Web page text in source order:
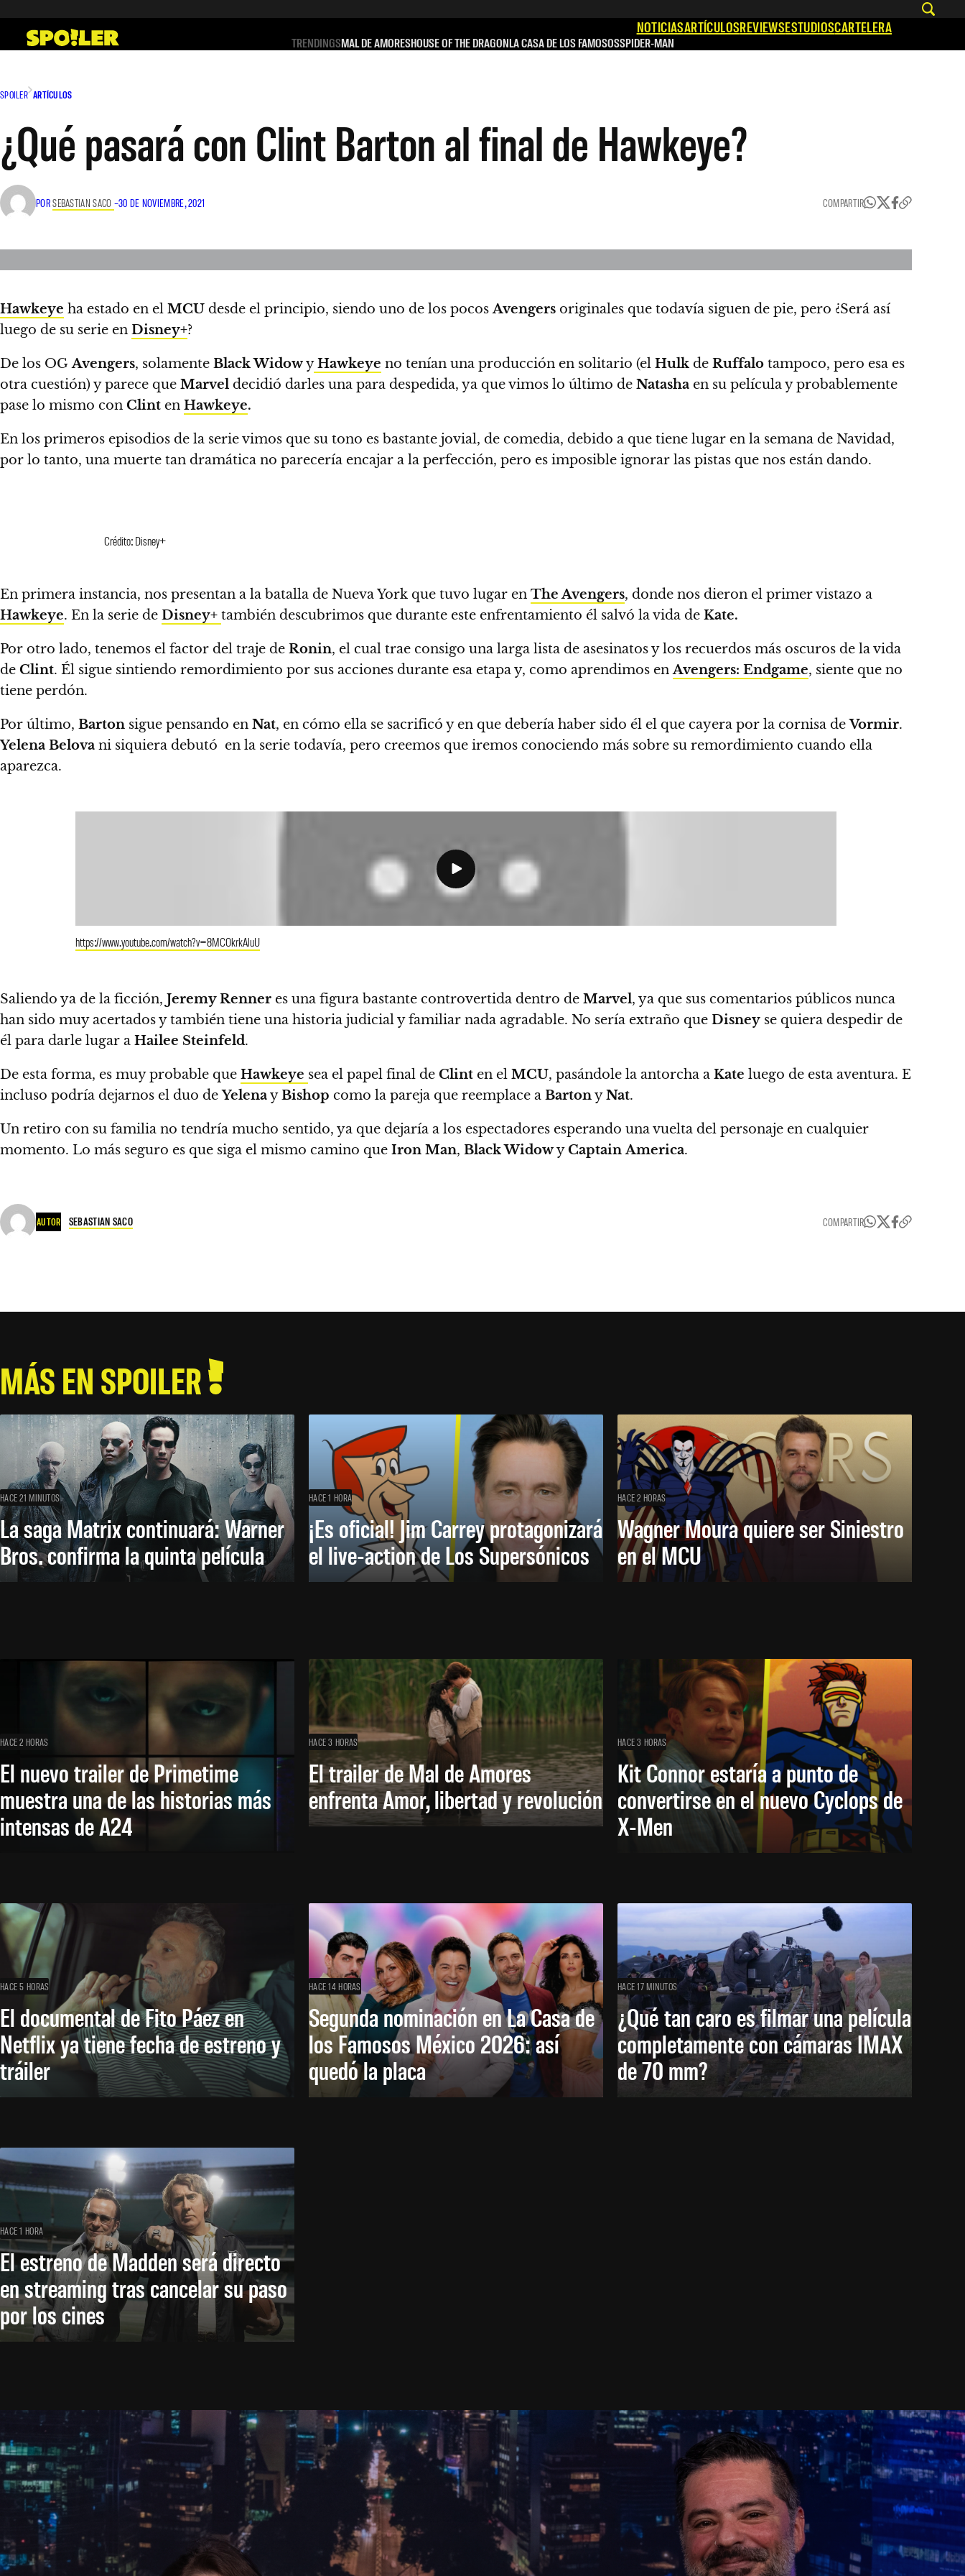
contenido
NOTICIASARTÍCULOSREVIEWSESTUDIOSCARTELERA
TRENDINGSMAL DE AMORESHOUSE OF THE DRAGONLA CASA DE LOS FAMOSOSSPIDER-MAN
SPOILER ARTÍCULOS
¿Qué pasará con Clint Barton al final de Hawkeye?
PORSEBASTIAN SACO –30 DE NOVIEMBRE, 2021 COMPARTIR
Hawkeye ha estado en el MCU desde el principio, siendo uno de los pocosAvengers originales que todavía siguen de pie, pero ¿Será así
luego de su serie en Disney+?
De los OGAvengers, solamente Black Widowy Hawkeye no tenían una producción en solitario (el Hulk de Ruffalo tampoco, pero esa es
otra cuestión) y parece que Marvel decidió darles una para despedida, ya que vimos lo último de Natasha en su película y probablemente
pase lo mismo con Clint en Hawkeye.
En los primeros episodios de la serie vimos que su tono es bastante jovial, de comedia, debido a que tiene lugar en la semana de Navidad,
por lo tanto, una muerte tan dramática no parecería encajar a la perfección, pero es imposible ignorar las pistas que nos están dando.
Crédito: Disney+
En primera instancia, nos presentan a la batalla de Nueva York que tuvo lugar en The Avengers, donde nos dieron el primer vistazo a
Hawkeye. En la serie de Disney+ también descubrimos que durante este enfrentamiento él salvó la vida de Kate.
Por otro lado, tenemos el factor del traje de Ronin, el cual trae consigo una larga lista de asesinatos y los recuerdos más oscuros de la vida
de Clint. Él sigue sintiendo remordimiento por sus acciones durante esa etapa y, como aprendimos enAvengers: Endgame, siente que no
tiene perdón.
Por último, Barton sigue pensando en Nat, en cómo ella se sacrificó y en que debería haber sido él el que cayera por la cornisa deVormir.
Yelena Belova ni siquiera debutó en la serie todavía, pero creemos que iremos conociendo más sobre su remordimiento cuando ella
aparezca.
https://www.youtube.com/watch?v=8MCOkrkAluU
Saliendo ya de la ficción, Jeremy Renner es una figura bastante controvertida dentro de Marvel, ya que sus comentarios públicos nunca
han sido muy acertados y también tiene una historia judicial y familiar nada agradable. No sería extraño que Disney se quiera despedir de
él para darle lugar a Hailee Steinfeld.
De esta forma, es muy probable que Hawkeye sea el papel final de Clint en el MCU, pasándole la antorcha a Kate luego de esta aventura. E
incluso podría dejarnos el duo deYelenayBishop como la pareja que reemplace a BartonyNat.
Un retiro con su familia no tendría mucho sentido, ya que dejaría a los espectadores esperando una vuelta del personaje en cualquier
momento. Lo más seguro es que siga el mismo camino que Iron Man, Black WidowyCaptain America.
AUTOR SEBASTIAN SACO COMPARTIR
MÁS EN SPOILER
HACE 21 MINUTOS
La saga Matrix continuará: Warner
Bros. confirma la quinta película
HACE 1 HORA
¡Es oficial! Jim Carrey protagonizará
el live-action de Los Supersónicos
HACE 2 HORAS
Wagner Moura quiere ser Siniestro
en el MCU
HACE 2 HORAS
El nuevo trailer de Primetime
muestra una de las historias más
intensas de A24
HACE 3 HORAS
El trailer de Mal de Amores
enfrenta Amor, libertad y revolución
HACE 3 HORAS
Kit Connor estaría a punto de
convertirse en el nuevo Cyclops de
X-Men
HACE 5 HORAS
El documental de Fito Páez en
Netflix ya tiene fecha de estreno y
tráiler
HACE 14 HORAS
Segunda nominación en La Casa de
los Famosos México 2026: así
quedó la placa
HACE 17 MINUTOS
¿Qué tan caro es filmar una película
completamente con cámaras IMAX
de 70 mm?
HACE 1 HORA
El estreno de Madden será directo
en streaming tras cancelar su paso
por los cines